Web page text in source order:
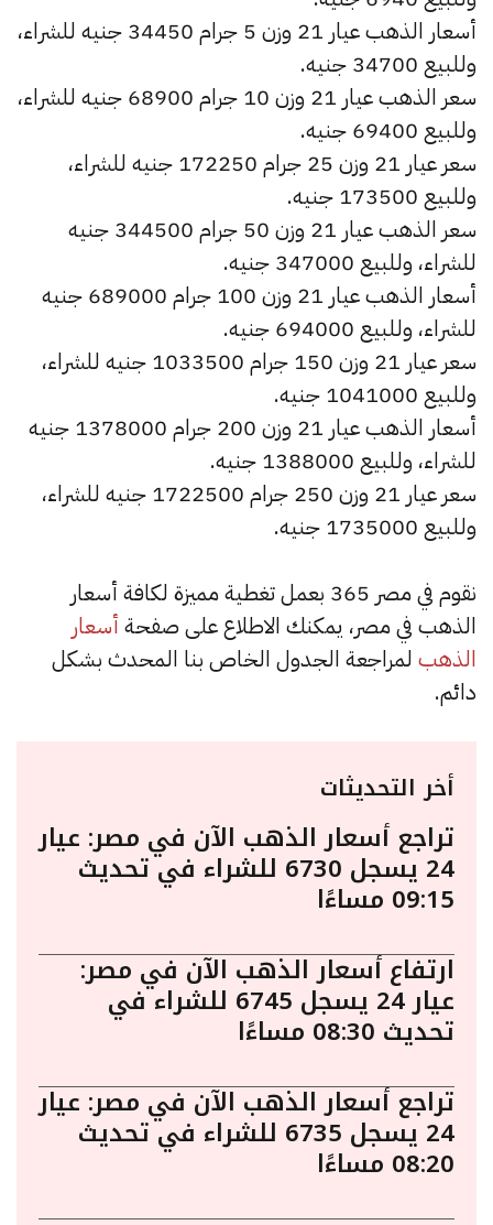
أسعار الذهب عيار 21 وزن 5 جرام 34450 جنيه للشراء،
وللبيع 34700 جنيه.
سعر الذهب عيار 21 وزن 10 جرام 68900 جنيه للشراء،
وللبيع 69400 جنيه.
سعر عيار 21 وزن 25 جرام 172250 جنيه للشراء،
وللبيع 173500 جنيه.
سعر الذهب عيار 21 وزن 50 جرام 344500 جنيه
للشراء، وللبيع 347000 جنيه.
أسعار الذهب عيار 21 وزن 100 جرام 689000 جنيه
للشراء، وللبيع 694000 جنيه.
سعر عيار 21 وزن 150 جرام 1033500 جنيه للشراء،
وللبيع 1041000 جنيه.
أسعار الذهب عيار 21 وزن 200 جرام 1378000 جنيه
للشراء، وللبيع 1388000 جنيه.
سعر عيار 21 وزن 250 جرام 1722500 جنيه للشراء،
وللبيع 1735000 جنيه.
نقوم في مصر 365 بعمل تغطية مميزة لكافة أسعار
الذهب في مصر، يمكنك الاطلاع على صفحة أسعار
الذهب لمراجعة الجدول الخاص بنا المحدث بشكل
دائم.
أخر التحديثات
تراجع أسعار الذهب الآن في مصر: عيار
24 يسجل 6730 للشراء في تحديث
09:15 مساءًا
ارتفاع أسعار الذهب الآن في مصر:
عيار 24 يسجل 6745 للشراء في
تحديث 08:30 مساءًا
تراجع أسعار الذهب الآن في مصر: عيار
24 يسجل 6735 للشراء في تحديث
08:20 مساءًا